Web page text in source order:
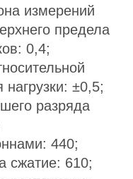
измерений
предела
0,4;
±0,5;
разряда
440;
сжатие: 610;